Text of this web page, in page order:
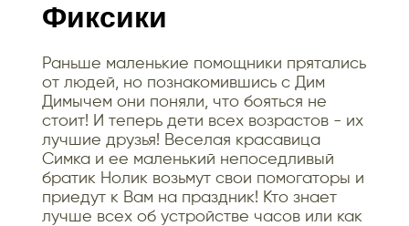
Фиксики
Раньше маленькие помощники прятались
от людей, но познакомившись с Дим
Димычем они поняли, что бояться не
стоит! И теперь дети всех возрастов - их
лучшие друзья! Веселая красавица
Симка и ее маленький непоседливый
братик Нолик возьмут свои помогаторы и
приедут к Вам на праздник! Кто знает
лучше всех об устройстве часов или как